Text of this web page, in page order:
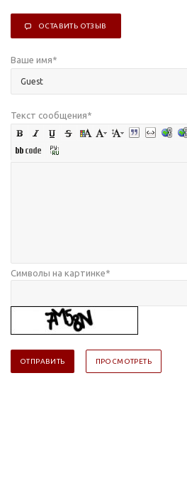
ОСТАВИТЬ ОТЗЫВ
Ваше имя*
Текст сообщения*
Символы на картинке*